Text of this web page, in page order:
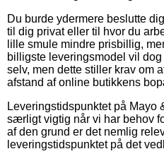
Du burde ydermere beslutte
til dig privat eller til hvor du
lille smule mindre prisbillig,
billigste leveringsmodel vil
selv, men dette stiller krav om
afstand af online butikkens
Leveringstidspunktet på Mayo
særligt vigtig når vi har behov
af den grund er det nemlig
leveringstidspunktet på det